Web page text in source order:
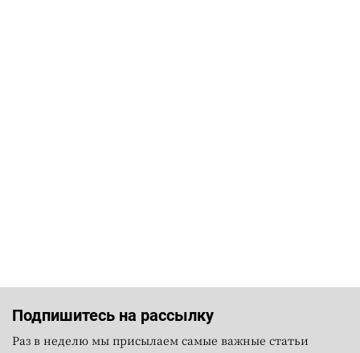
Подпишитесь на рассылку
Раз в неделю мы присылаем самые важные статьи